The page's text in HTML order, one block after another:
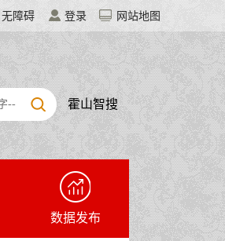
无障碍 登录 网站地图
霍山智搜
数据发布